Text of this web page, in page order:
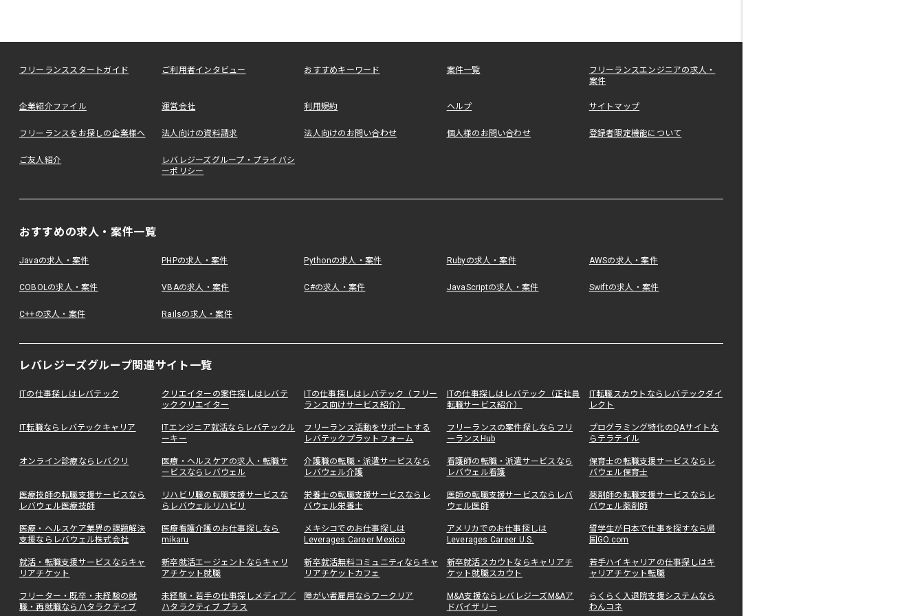
フリーランススタートガイド ご利用者インタビュー おすすめキーワード 案件一覧
フリーランスエンジニアの求人・
案件
企業紹介ファイル 運営会社 利用規約 ヘルプ サイトマップ
フリーランスをお探しの企業様へ 法人向けの資料請求 法人向けのお問い合わせ 個人様のお問い合わせ 登録者限定機能について
ご友人紹介
レバレジーズグループ・プライバシ
ーポリシー
おすすめの求人・案件一覧
Javaの求人・案件 PHPの求人・案件 Pythonの求人・案件 Rubyの求人・案件 AWSの求人・案件
COBOLの求人・案件 VBAの求人・案件 C#の求人・案件 JavaScriptの求人・案件 Swiftの求人・案件
C++の求人・案件 Railsの求人・案件
レバレジーズグループ関連サイト一覧
ITの仕事探しはレバテック
クリエイターの案件探しはレバテ
ッククリエイター
ITの仕事探しはレバテック（フリー
ランス向けサービス紹介）
ITの仕事探しはレバテック（正社員
転職サービス紹介）
IT転職スカウトならレバテックダイ
レクト
IT転職ならレバテックキャリア
ITエンジニア就活ならレバテックル
ーキー
フリーランス活動をサポートする
レバテックプラットフォーム
フリーランスの案件探しならフリ
ーランスHub
プログラミング特化のQAサイトな
らテラテイル
オンライン診療ならレバクリ
医療・ヘルスケアの求人・転職サ
ービスならレバウェル
介護職の転職・派遣サービスなら
レバウェル介護
看護師の転職・派遣サービスなら
レバウェル看護
保育士の転職支援サービスならレ
バウェル保育士
医療技師の転職支援サービスなら
レバウェル医療技師
リハビリ職の転職支援サービスな
らレバウェルリハビリ
栄養士の転職支援サービスならレ
バウェル栄養士
医師の転職支援サービスならレバ
ウェル医師
薬剤師の転職支援サービスならレ
バウェル薬剤師
医療・ヘルスケア業界の課題解決
支援ならレバウェル株式会社
医療看護介護のお仕事探しなら
mikaru
メキシコでのお仕事探しは
Leverages Career Mexico
アメリカでのお仕事探しは
Leverages Career U.S.
留学生が日本で仕事を探すなら帰
国GO.com
就活・転職支援サービスならキャ
リアチケット
新卒就活エージェントならキャリ
アチケット就職
新卒就活無料コミュニティならキャ
リアチケットカフェ
新卒就活スカウトならキャリアチ
ケット就職スカウト
若手ハイキャリアの仕事探しはキ
ャリアチケット転職
フリーター・既卒・未経験の就
職・再就職ならハタラクティブ
未経験・若手の仕事探しメディア／
ハタラクティブ プラス
障がい者雇用ならワークリア
M&A支援ならレバレジーズM&Aア
ドバイザリー
らくらく入退院支援システムなら
わんコネ